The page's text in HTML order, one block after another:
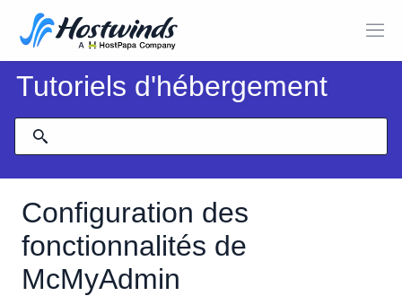
Tutoriels d'hébergement
Configuration des
fonctionnalités de
McMyAdmin